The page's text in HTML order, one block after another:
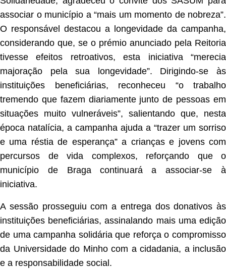
associar o município a “mais um momento de nobreza”.
O responsável destacou a longevidade da campanha,
considerando que, se o prémio anunciado pela Reitoria
tivesse efeitos retroativos, esta iniciativa “merecia
majoração pela sua longevidade”. Dirigindo-se às
instituições beneficiárias, reconheceu “o trabalho
tremendo que fazem diariamente junto de pessoas em
situações muito vulneráveis”, salientando que, nesta
época natalícia, a campanha ajuda a “trazer um sorriso
e uma réstia de esperança” a crianças e jovens com
percursos de vida complexos, reforçando que o
município de Braga continuará a associar-se à
iniciativa.
A sessão prosseguiu com a entrega dos donativos às
instituições beneficiárias, assinalando mais uma edição
de uma campanha solidária que reforça o compromisso
da Universidade do Minho com a cidadania, a inclusão
e a responsabilidade social.